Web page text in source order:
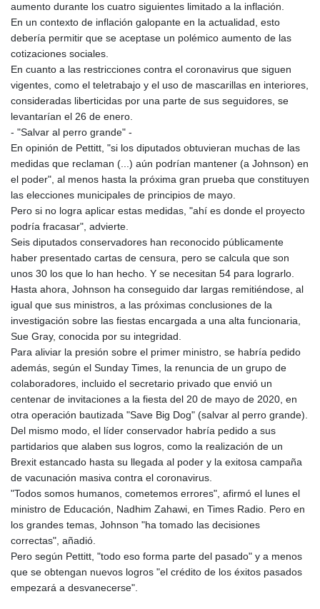
aumento durante los cuatro siguientes limitado a la inflación.
En un contexto de inflación galopante en la actualidad, esto
debería permitir que se aceptase un polémico aumento de las
cotizaciones sociales.
En cuanto a las restricciones contra el coronavirus que siguen
vigentes, como el teletrabajo y el uso de mascarillas en interiores,
consideradas liberticidas por una parte de sus seguidores, se
levantarían el 26 de enero.
- "Salvar al perro grande" -
En opinión de Pettitt, "si los diputados obtuvieran muchas de las
medidas que reclaman (...) aún podrían mantener (a Johnson) en
el poder", al menos hasta la próxima gran prueba que constituyen
las elecciones municipales de principios de mayo.
Pero si no logra aplicar estas medidas, "ahí es donde el proyecto
podría fracasar", advierte.
Seis diputados conservadores han reconocido públicamente
haber presentado cartas de censura, pero se calcula que son
unos 30 los que lo han hecho. Y se necesitan 54 para lograrlo.
Hasta ahora, Johnson ha conseguido dar largas remitiéndose, al
igual que sus ministros, a las próximas conclusiones de la
investigación sobre las fiestas encargada a una alta funcionaria,
Sue Gray, conocida por su integridad.
Para aliviar la presión sobre el primer ministro, se habría pedido
además, según el Sunday Times, la renuncia de un grupo de
colaboradores, incluido el secretario privado que envió un
centenar de invitaciones a la fiesta del 20 de mayo de 2020, en
otra operación bautizada "Save Big Dog" (salvar al perro grande).
Del mismo modo, el líder conservador habría pedido a sus
partidarios que alaben sus logros, como la realización de un
Brexit estancado hasta su llegada al poder y la exitosa campaña
de vacunación masiva contra el coronavirus.
"Todos somos humanos, cometemos errores", afirmó el lunes el
ministro de Educación, Nadhim Zahawi, en Times Radio. Pero en
los grandes temas, Johnson "ha tomado las decisiones
correctas", añadió.
Pero según Pettitt, "todo eso forma parte del pasado" y a menos
que se obtengan nuevos logros "el crédito de los éxitos pasados
empezará a desvanecerse".